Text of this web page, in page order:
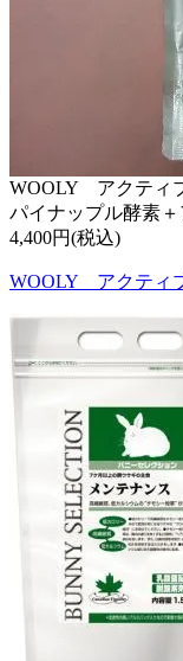
WOOLY アクティ
パイナップル酵素
4,400円(税込)
WOOLY アクティ